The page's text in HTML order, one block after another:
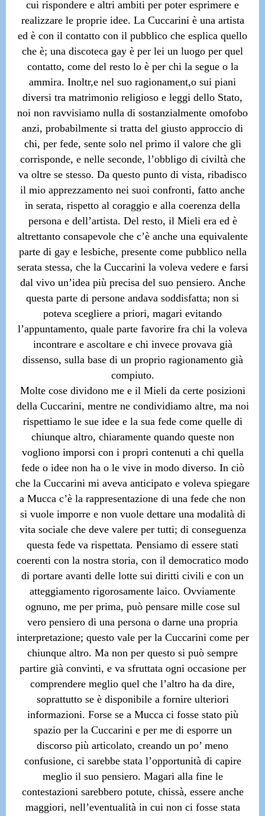
cui rispondere e altri ambiti per poter esprimere e
realizzare le proprie idee. La Cuccarini è una artista
ed è con il contatto con il pubblico che esplica quello
che è; una discoteca gay è per lei un luogo per quel
contatto, come del resto lo è per chi la segue o la
ammira. Inoltr,e nel suo ragionament,o sui piani
diversi tra matrimonio religioso e leggi dello Stato,
noi non ravvisiamo nulla di sostanzialmente omofobo
anzi, probabilmente si tratta del giusto approccio di
chi, per fede, sente solo nel primo il valore che gli
corrisponde, e nelle seconde, l’obbligo di civiltà che
va oltre se stesso. Da questo punto di vista, ribadisco
il mio apprezzamento nei suoi confronti, fatto anche
in serata, rispetto al coraggio e alla coerenza della
persona e dell’artista. Del resto, il Mieli era ed è
altrettanto consapevole che c’è anche una equivalente
parte di gay e lesbiche, presente come pubblico nella
serata stessa, che la Cuccarini la voleva vedere e farsi
dal vivo un’idea più precisa del suo pensiero. Anche
questa parte di persone andava soddisfatta; non si
poteva scegliere a priori, magari evitando
l’appuntamento, quale parte favorire fra chi la voleva
incontrare e ascoltare e chi invece provava già
dissenso, sulla base di un proprio ragionamento già
compiuto.
Molte cose dividono me e il Mieli da certe posizioni
della Cuccarini, mentre ne condividiamo altre, ma noi
rispettiamo le sue idee e la sua fede come quelle di
chiunque altro, chiaramente quando queste non
vogliono imporsi con i propri contenuti a chi quella
fede o idee non ha o le vive in modo diverso. In ciò
che la Cuccarini mi aveva anticipato e voleva spiegare
a Mucca c’è la rappresentazione di una fede che non
si vuole imporre e non vuole dettare una modalità di
vita sociale che deve valere per tutti; di conseguenza
questa fede va rispettata. Pensiamo di essere stati
coerenti con la nostra storia, con il democratico modo
di portare avanti delle lotte sui diritti civili e con un
atteggiamento rigorosamente laico. Ovviamente
ognuno, me per prima, può pensare mille cose sul
vero pensiero di una persona o darne una propria
interpretazione; questo vale per la Cuccarini come per
chiunque altro. Ma non per questo si può sempre
partire già convinti, e va sfruttata ogni occasione per
comprendere meglio quel che l’altro ha da dire,
soprattutto se è disponibile a fornire ulteriori
informazioni. Forse se a Mucca ci fosse stato più
spazio per la Cuccarini e per me di esporre un
discorso più articolato, creando un po’ meno
confusione, ci sarebbe stata l’opportunità di capire
meglio il suo pensiero. Magari alla fine le
contestazioni sarebbero potute, chissà, essere anche
maggiori, nell’eventualità in cui non ci fosse stata